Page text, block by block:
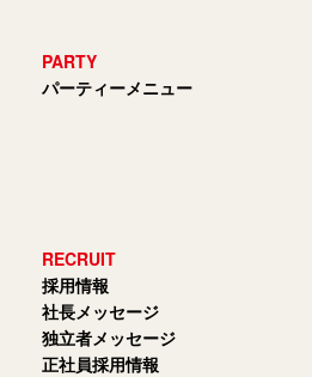
PARTY
パーティーメニュー
RECRUIT
採用情報
社長メッセージ
独立者メッセージ
正社員採用情報